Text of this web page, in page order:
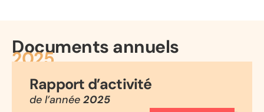
Documents annuels
2025
Rapport d’activité
de l’année 2025